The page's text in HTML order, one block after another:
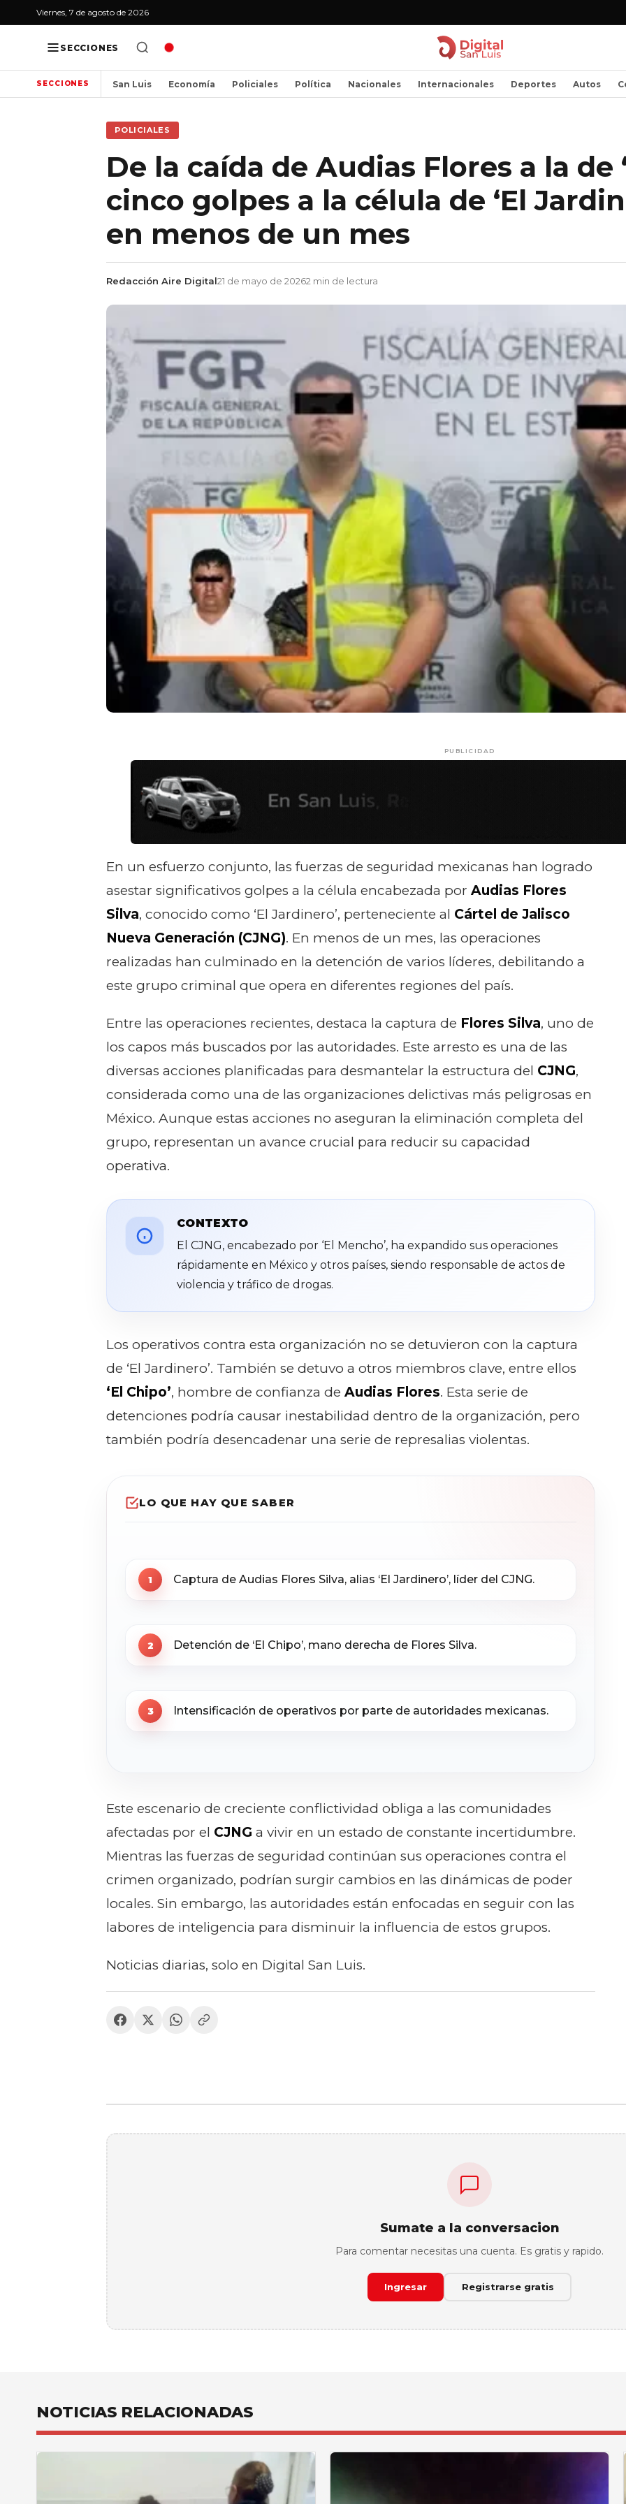
Viernes, 7 de agosto de 2026
SECCIONES
SECCIONES San Luis Economía Policiales Política Nacionales Internacionales Deportes Autos
POLICIALES
De la caída de Audias Flores a la de
cinco golpes a la célula de ‘El
en menos de un mes
Redacción Aire Digital21 de mayo de 20262 min de lectura
PUBLICIDAD
En un esfuerzo conjunto, las fuerzas de seguridad mexicanas han logrado
asestar significativos golpes a la célula encabezada por Audias Flores
Silva, conocido como ‘El Jardinero’, perteneciente al Cártel de Jalisco
Nueva Generación (CJNG). En menos de un mes, las operaciones
realizadas han culminado en la detención de varios líderes, debilitando a
este grupo criminal que opera en diferentes regiones del país.
Entre las operaciones recientes, destaca la captura de Flores Silva, uno de
los capos más buscados por las autoridades. Este arresto es una de las
diversas acciones planificadas para desmantelar la estructura del CJNG,
considerada como una de las organizaciones delictivas más peligrosas en
México. Aunque estas acciones no aseguran la eliminación completa del
grupo, representan un avance crucial para reducir su capacidad
operativa.
CONTEXTO
El CJNG, encabezado por ‘El Mencho’, ha expandido sus operaciones
rápidamente en México y otros países, siendo responsable de actos de
violencia y tráfico de drogas.
Los operativos contra esta organización no se detuvieron con la captura
de ‘El Jardinero’. También se detuvo a otros miembros clave, entre ellos
‘El Chipo’, hombre de confianza de Audias Flores. Esta serie de
detenciones podría causar inestabilidad dentro de la organización, pero
también podría desencadenar una serie de represalias violentas.
LO QUE HAY QUE SABER
Captura de Audias Flores Silva, alias ‘El Jardinero’, líder del CJNG.
Detención de ‘El Chipo’, mano derecha de Flores Silva.
Intensificación de operativos por parte de autoridades mexicanas.
Este escenario de creciente conflictividad obliga a las comunidades
afectadas por el CJNG a vivir en un estado de constante incertidumbre.
Mientras las fuerzas de seguridad continúan sus operaciones contra el
crimen organizado, podrían surgir cambios en las dinámicas de poder
locales. Sin embargo, las autoridades están enfocadas en seguir con las
labores de inteligencia para disminuir la influencia de estos grupos.
Noticias diarias, solo en Digital San Luis.
Sumate a la conversacion
Para comentar necesitas una cuenta. Es gratis y rapido.
Ingresar Registrarse gratis
NOTICIAS RELACIONADAS